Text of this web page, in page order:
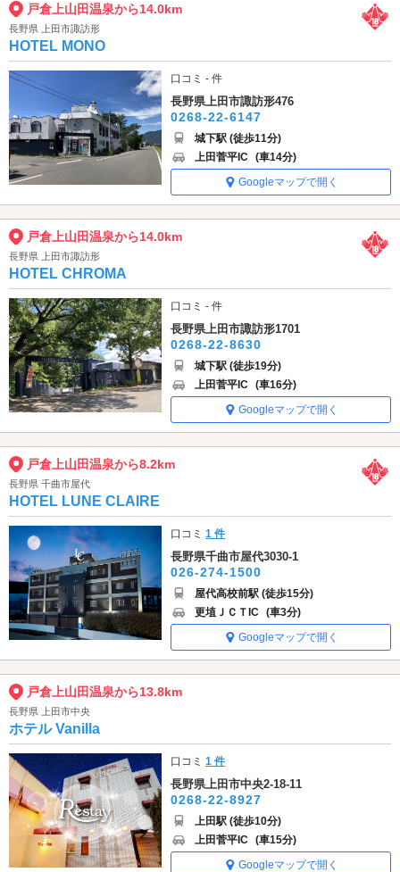
戸倉上山田温泉から14.0km
長野県 上田市諏訪形
HOTEL MONO
口コミ - 件
長野県上田市諏訪形476
0268-22-6147
城下駅 (徒歩11分)
上田菅平IC (車14分)
Googleマップで開く
戸倉上山田温泉から14.0km
長野県 上田市諏訪形
HOTEL CHROMA
口コミ - 件
長野県上田市諏訪形1701
0268-22-8630
城下駅 (徒歩19分)
上田菅平IC (車16分)
Googleマップで開く
戸倉上山田温泉から8.2km
長野県 千曲市屋代
HOTEL LUNE CLAIRE
口コミ1 件
長野県千曲市屋代3030-1
026-274-1500
屋代高校前駅 (徒歩15分)
更埴ＪＣＴIC (車3分)
Googleマップで開く
戸倉上山田温泉から13.8km
長野県 上田市中央
ホテル Vanilla
口コミ1 件
長野県上田市中央2-18-11
0268-22-8927
上田駅 (徒歩10分)
上田菅平IC (車15分)
Googleマップで開く